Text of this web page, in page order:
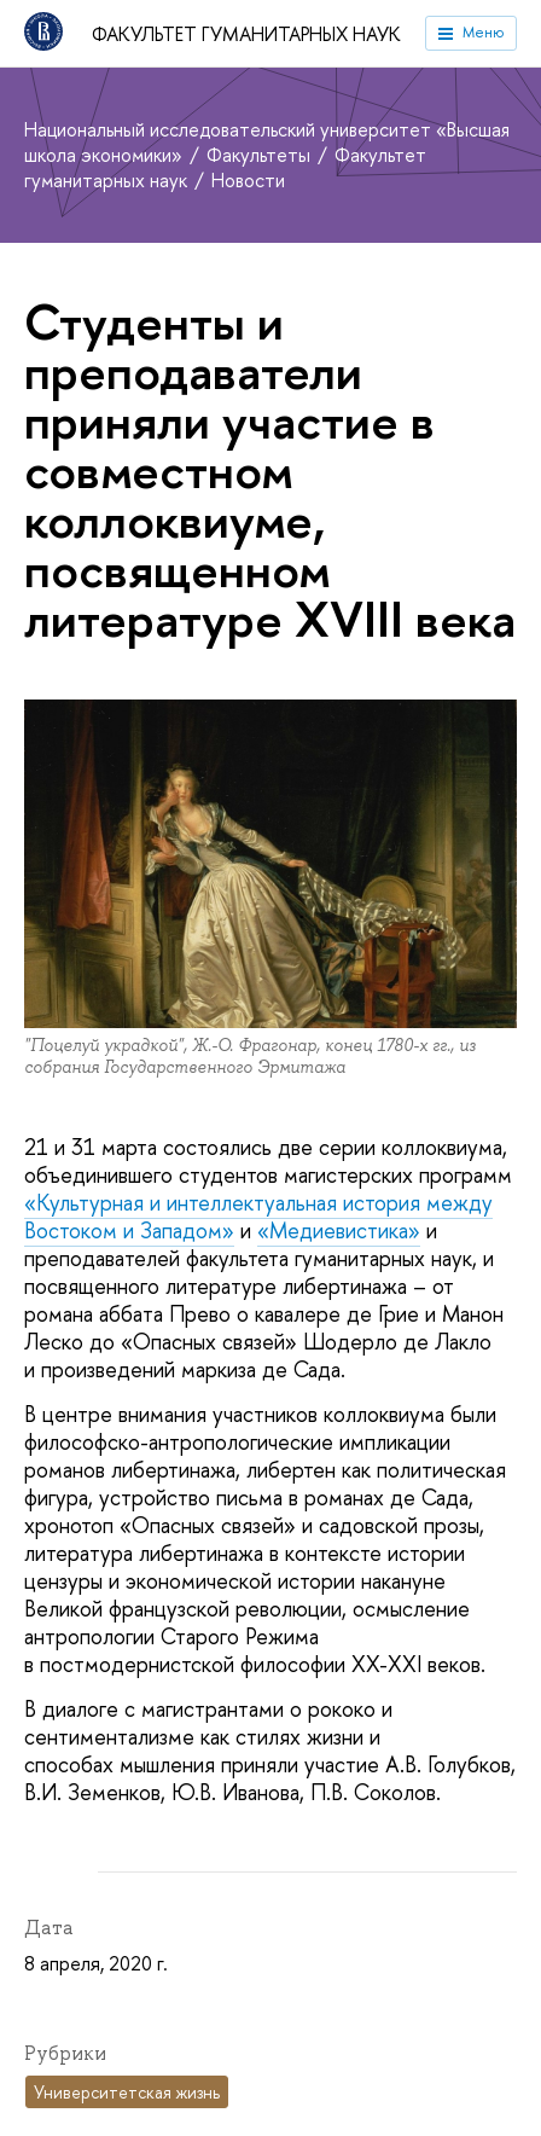
ФАКУЛЬТЕТ ГУМАНИТАРНЫХ НАУК Меню
Национальный исследовательский университет «Высшая
школа экономики»
Факультеты
Факультет
гуманитарных наук
Новости
Студенты и
преподаватели
приняли участие в
совместном
коллоквиуме,
посвященном
литературе XVIII века
"Поцелуй украдкой", Ж.-О. Фрагонар, конец 1780-х гг., из
собрания Государственного Эрмитажа
21 и 31 марта состоялись две серии коллоквиума,
объединившего студентов магистерских программ
«Культурная и интеллектуальная история между
Востоком и Западом» и «Медиевистика» и
преподавателей факультета гуманитарных наук, и
посвященного литературе либертинажа – от
романа аббата Прево о кавалере де Грие и Манон
Леско до «Опасных связей» Шодерло де Лакло
и произведений маркиза де Сада.
В центре внимания участников коллоквиума были
философско-антропологические импликации
романов либертинажа, либертен как политическая
фигура, устройство письма в романах де Сада,
хронотоп «Опасных связей» и садовской прозы,
литература либертинажа в контексте истории
цензуры и экономической истории накануне
Великой французской революции, осмысление
антропологии Старого Режима
в постмодернистской философии XX-XXI веков.
В диалоге с магистрантами о рококо и
сентиментализме как стилях жизни и
способах мышления приняли участие А.В. Голубков,
В.И. Земенков, Ю.В. Иванова, П.В. Соколов.
Дата
8 апреля, 2020 г.
Рубрики
Университетская жизнь